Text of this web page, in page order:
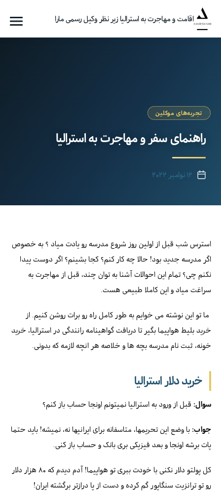
اقامت و مهاجرت به استرالیا زیر نظر وکیل رسمی مارا
تجربه‌های موکلین
راهنمای سفر و مهاجرت به استرالیا
تاریخ۱۲ نوامبر ۲۰۲۲
استرس شب قبل از اولین روز شروع مدرسه رو یادت میاد ؟ به خصوص
اگر مدرسه جدید بود! حالا چه کار کنم؟ کجا بشینم؟ اگر دوست پیدا
نکنم چی؟ تمام این احوالات آشنا به توان چند، قبل از مهاجرت به
سراغت میاد و این کاملا طبیعی هست.
ما تو این نوشته می خوایم به طور کامل راه رو برات روشن کنیم. از
خرید بلیط هواپیما بگیر تا دریافت گواهینامه رانندگی در استرالیا، خرید
خونه، ثبت نام مدرسه بچه ها و خلاصه هر انچه لازمه که بدونی.
خرید دلار استرالیا
سوال: قبل از ورود به استرالیا نمیتونم اونجا حساب باز کنم؟
جواب: با وضع این تحریمها، متاسفانه برای ایرانیها نه، نمیشه! باید حتما
پات برشه اونجا و بعد فیزیکی بری بانک و حساب باز کنی.
کل پولتو دلار نکنی با خودت ببری تو هواپیما! آدم دیدم که ۸۰ هزار دلار
رو تو ترانزیت سنگاپور گم کرده و دست از پا درازتر برگشته ایران!